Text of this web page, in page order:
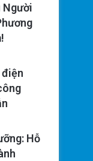
Người
Hỗ